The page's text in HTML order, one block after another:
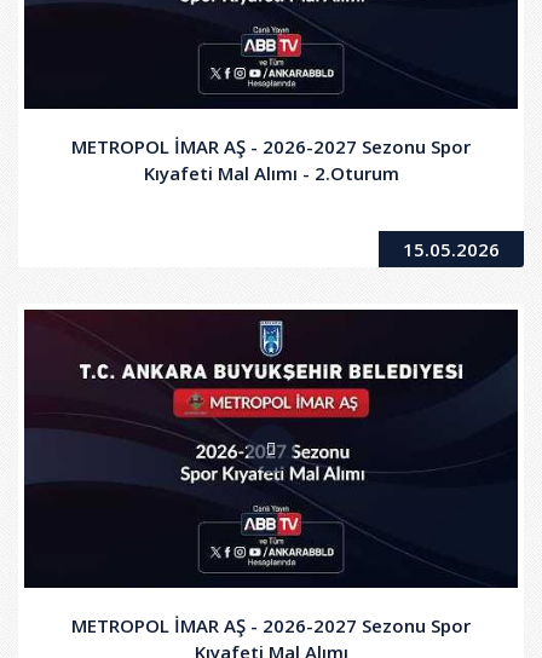
METROPOL İMAR AŞ - 2026-2027 Sezonu Spor
Kıyafeti Mal Alımı - 2.Oturum
15.05.2026
METROPOL İMAR AŞ - 2026-2027 Sezonu Spor
Kıyafeti Mal Alımı